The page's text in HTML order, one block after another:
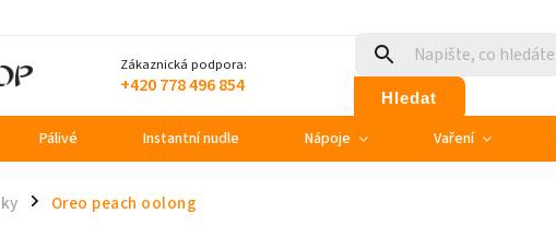
Zákaznická podpora:
+420 778 496 854 Hledat
Pálivé Instantní nudle Nápoje Vaření
/ Oreo peach oolong